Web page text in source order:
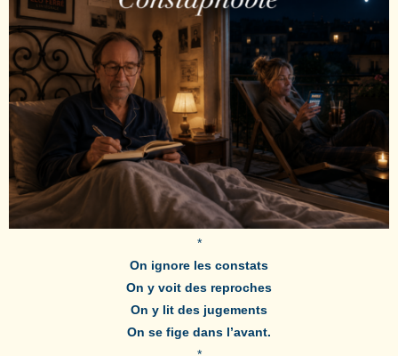
*
On ignore les constats
On y voit des reproches
On y lit des jugements
On se fige dans l’avant.